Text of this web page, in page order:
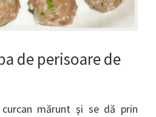
de perisoare de
mărunt şi se dă prin